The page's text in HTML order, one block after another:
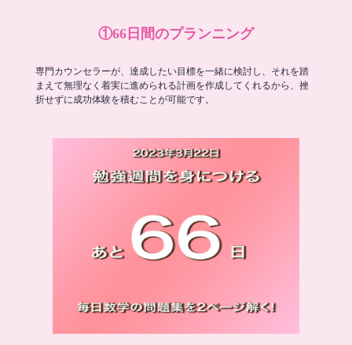
①66日間のプランニング
専門カウンセラーが、達成したい目標を一緒に検討し、それを踏
まえて無理なく着実に進められる計画を作成してくれるから、挫
折せずに成功体験を積むことが可能です。